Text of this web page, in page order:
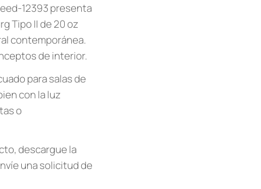
12393 presenta
Tipo II de 20 oz
contemporánea.
de interior.
para salas de
con la luz
o
descargue la
una solicitud de